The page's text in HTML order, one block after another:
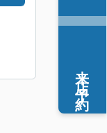
来店予約